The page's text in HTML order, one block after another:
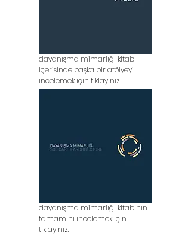
dayanışma mimarlığı kitabı
içerisinde başka bir atölyeyi
incelemek için tıklayınız.
dayanışma mimarlığı kitabının
tamamını incelemek için
tıklayınız.